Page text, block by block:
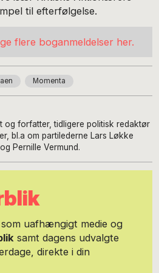
til efterfølgelse.
flere boganmeldelser her.
Momenta
og forfatter, tidligere politisk redaktør
bl.a om partilederne Lars Løkke
Pernille Vermund.
som uafhængigt medie og
samt dagens udvalgte
direkte i din